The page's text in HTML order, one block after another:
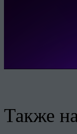
Также